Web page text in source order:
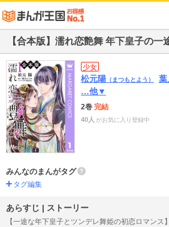
【合本版】濡れ恋艶舞 年下皇子の一
少女
松元陽 （まつもとよう） 葉
…他▼
2巻 完結
40人 がお気に入り登録中
みんなのまんがタグ
タグ編集
あらすじ | ストーリー
【一途な年下皇子とツンデレ舞姫の初恋ロマンス